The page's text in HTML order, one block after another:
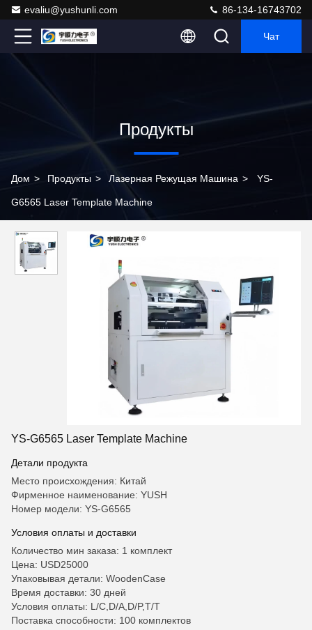
evaliu@yushunli.com 86-134-16743702
Чат
Продукты
Дом > Продукты > Лазерная Режущая Машина > YS-
G6565 Laser Template Machine
YS-G6565 Laser Template Machine
Детали продукта
Место происхождения: Китай
Фирменное наименование: YUSH
Номер модели: YS-G6565
Условия оплаты и доставки
Количество мин заказа: 1 комплект
Цена: USD25000
Упаковывая детали: WoodenCase
Время доставки: 30 дней
Условия оплаты: L/C,D/A,D/P,T/T
Поставка способности: 100 комплектов